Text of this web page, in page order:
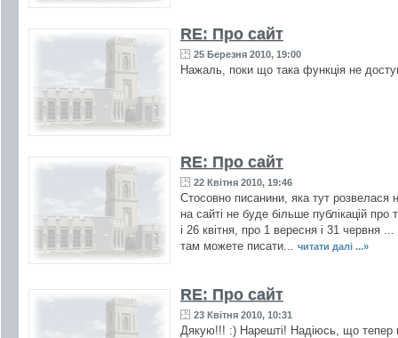
RE: Про сайт
25 Березня 2010, 19:00
Нажаль, поки що така функція не
RE: Про сайт
22 Квітня 2010, 19:46
Стосовно писанини, яка тут
на сайті не буде більше публікацій
і 26 квітня, про 1 вересня і 31
там можете писати... читати далі ...»
RE: Про сайт
23 Квітня 2010, 10:31
Дякую!!! :) Нарешті! Надіюсь, що тепер